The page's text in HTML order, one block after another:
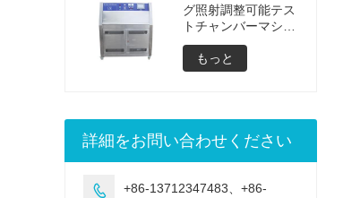
グ照射調整可能テス
トチャンバーマシン
UVウェザリングエ
ージングチャンバー
UV加速ウェザリン
もっと
詳細をお問い合わせください

+86-13712347483、+86-